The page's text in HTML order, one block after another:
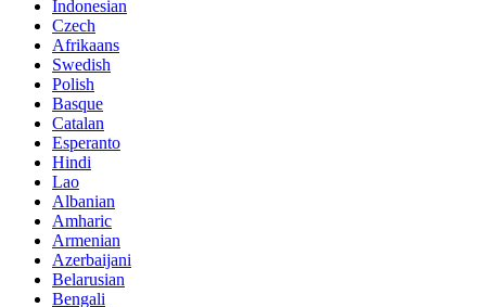
Indonesian
Czech
Afrikaans
Swedish
Polish
Basque
Catalan
Esperanto
Hindi
Lao
Albanian
Amharic
Armenian
Azerbaijani
Belarusian
Bengali